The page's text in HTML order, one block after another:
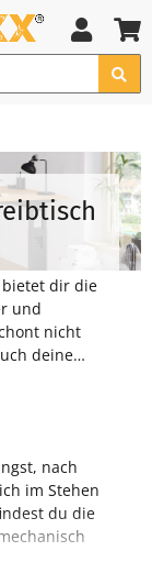
dir die
und
nicht
deine
nach
im Stehen
du die
und